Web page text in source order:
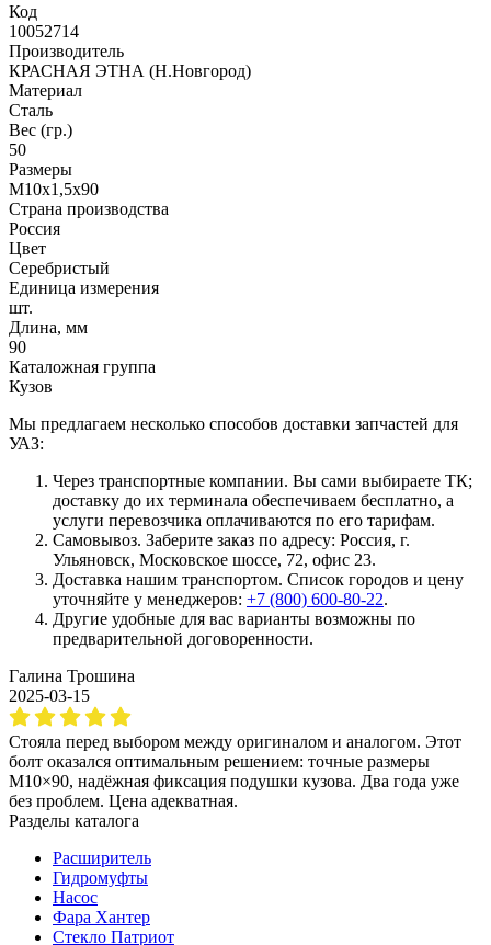
Код
10052714
Производитель
КРАСНАЯ ЭТНА (Н.Новгород)
Материал
Сталь
Вес (гр.)
50
Размеры
М10х1,5х90
Страна производства
Россия
Цвет
Серебристый
Единица измерения
шт.
Длина, мм
90
Каталожная группа
Кузов
Мы предлагаем несколько способов доставки запчастей для
УАЗ:
Через транспортные компании. Вы сами выбираете ТК;
доставку до их терминала обеспечиваем бесплатно, а
услуги перевозчика оплачиваются по его тарифам.
Самовывоз. Заберите заказ по адресу: Россия, г.
Ульяновск, Московское шоссе, 72, офис 23.
Доставка нашим транспортом. Список городов и цену
уточняйте у менеджеров: +7 (800) 600-80-22.
Другие удобные для вас варианты возможны по
предварительной договоренности.
Галина Трошина
2025-03-15
Стояла перед выбором между оригиналом и аналогом. Этот
болт оказался оптимальным решением: точные размеры
М10×90, надёжная фиксация подушки кузова. Два года уже
без проблем. Цена адекватная.
Разделы каталога
Расширитель
Гидромуфты
Насос
Фара Хантер
Стекло Патриот